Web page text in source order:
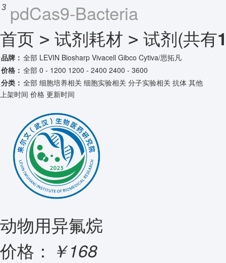
3 pdCas9-Bacteria
首页 > 试剂耗材 > 试剂(共有
品牌： 全部 LEVIN Biosharp Vivacell Gibco Cytiva/思拓凡
价格： 全部 0 - 1200 1200 - 2400 2400 - 3600
分类： 全部 细胞培养相关 细胞实验相关 分子实验相关 抗体 其他
上架时间 价格 更新时间
动物用异氟烷
价格： ￥168